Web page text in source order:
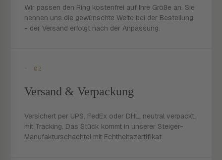
Wir passen den Ring kostenfrei auf Ihre Größe an. Sie
nennen uns die gewünschte Weite bei der Bestellung
- der Versand erfolgt nach der Anpassung.
- 02
Versand & Verpackung
Versichert per UPS, FedEx oder DHL, neutral verpackt,
mit Tracking. Das Stück kommt in unserer Steiger-
Manufakturschachtel mit Echtheitszertifikat.